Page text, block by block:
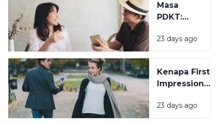
Masa
PDKT:
Seseorang
Tanpa
buru
23 days ago
Kenapa First
Impression
Menentukan
Ketertarikan?
23 days ago